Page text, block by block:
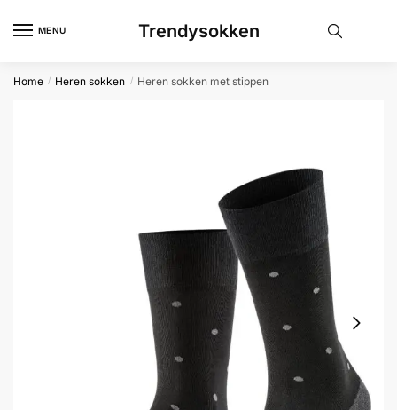
MENU Trendysokken
Home / Heren sokken / Heren sokken met stippen